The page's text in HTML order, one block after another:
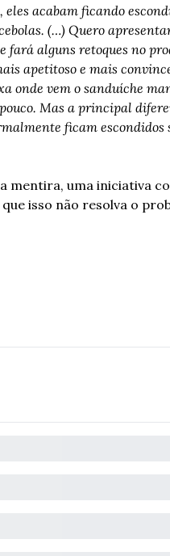
acabam ficando
(…) Quero
fará alguns retoques no
apetitoso e mais
onde vem o sanduíche
Mas a principal
ficam escondidos
mentira, uma iniciativa
isso não resolva o